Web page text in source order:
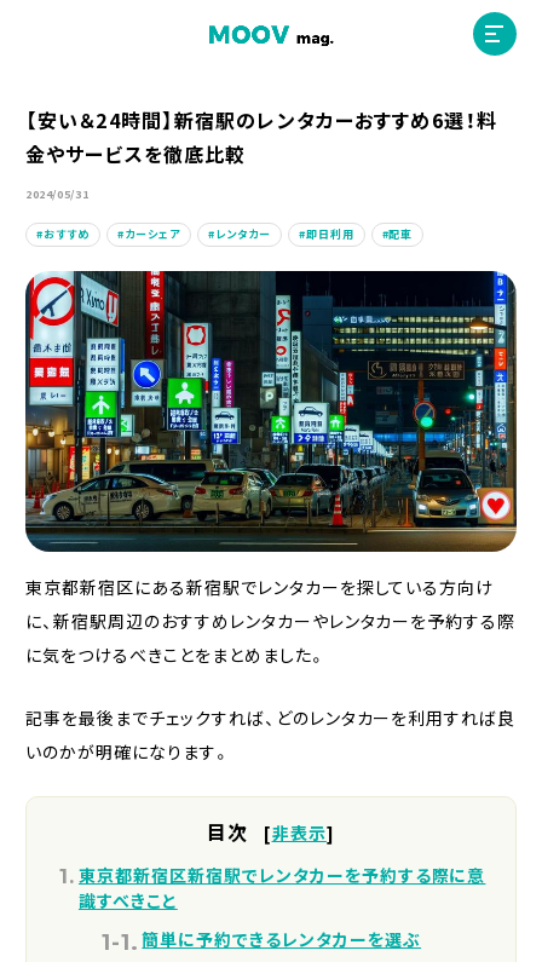
ホーム
MOOVマガジン利用規約
お問合せ
人材募集（ライター、配車スタッフ、デザイナー）
【安い＆24時間】新宿駅のレンタカーおすすめ6選！料
金やサービスを徹底比較
2024/05/31
おすすめ カーシェア レンタカー 即日利用 配車
東京都新宿区にある新宿駅でレンタカーを探している方向け
に、新宿駅周辺のおすすめレンタカーやレンタカーを予約する際
に気をつけるべきことをまとめました。
記事を最後までチェックすれば、どのレンタカーを利用すれば良
いのかが明確になります。
目次 [非表示]
東京都新宿区新宿駅でレンタカーを予約する際に意
識すべきこと
簡単に予約できるレンタカーを選ぶ